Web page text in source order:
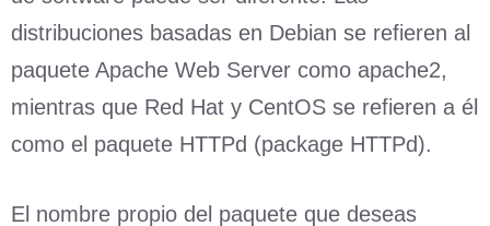
distribuciones basadas en Debian se refieren al
paquete Apache Web Server como apache2,
mientras que Red Hat y CentOS se refieren a él
como el paquete HTTPd (package HTTPd).
El nombre propio del paquete que deseas